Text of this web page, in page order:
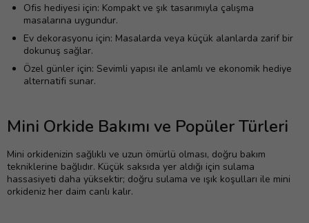
Ofis hediyesi için: Kompakt ve şık tasarımıyla çalışma
masalarına uygundur.
Ev dekorasyonu için: Masalarda veya küçük alanlarda zarif bir
dokunuş sağlar.
Özel günler için: Sevimli yapısı ile anlamlı ve ekonomik hediye
alternatifi sunar.
Mini Orkide Bakımı ve Popüler Türleri
Mini orkidenizin sağlıklı ve uzun ömürlü olması, doğru bakım
tekniklerine bağlıdır. Küçük saksıda yer aldığı için sulama
hassasiyeti daha yüksektir; doğru sulama ve ışık koşulları ile mini
orkideniz her daim canlı kalır.